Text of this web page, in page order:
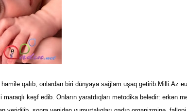
qalıb, onlardan biri dünyaya sağlam uşaq gətirib.Milli.Az
kəşf edib. Onların yaratdıqları metodika belədir: erkən